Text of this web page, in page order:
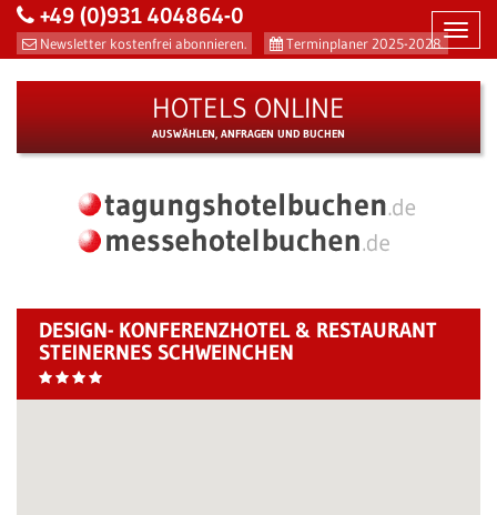
Newsletter kostenfrei abonnieren. Terminplaner 2025-2028.
+49 (0)931 404864-0
HOTELS ONLINE
AUSWÄHLEN, ANFRAGEN UND BUCHEN
DESIGN- KONFERENZHOTEL & RESTAURANT
STEINERNES SCHWEINCHEN